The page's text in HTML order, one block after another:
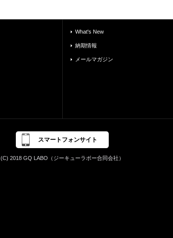
What's New
納期情報
メールマガジン
スマートフォンサイト
(C) 2018 GQ LABO（ジーキューラボー合同会社）